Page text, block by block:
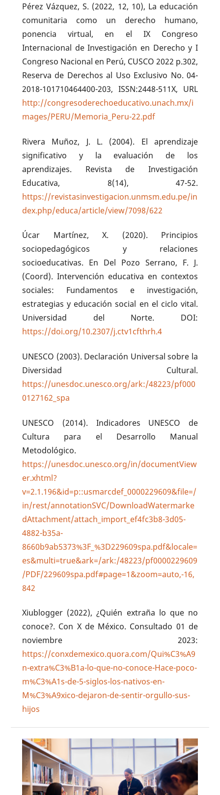
Pérez Vázquez, S. (2022, 12, 10), La educación
comunitaria como un derecho humano,
ponencia virtual, en el IX Congreso
Internacional de Investigación en Derecho y I
Congreso Nacional en Perú, CUSCO 2022 p.302,
Reserva de Derechos al Uso Exclusivo No. 04-
2018-101710464400-203, ISSN:2448-511X, URL
http://congresoderechoeducativo.unach.mx/i
mages/PERU/Memoria_Peru-22.pdf
Rivera Muñoz, J. L. (2004). El aprendizaje
significativo y la evaluación de los
aprendizajes. Revista de Investigación
Educativa, 8(14), 47-52.
https://revistasinvestigacion.unmsm.edu.pe/in
dex.php/educa/article/view/7098/622
Úcar Martínez, X. (2020). Principios
sociopedagógicos y relaciones
socioeducativas. En Del Pozo Serrano, F. J.
(Coord). Intervención educativa en contextos
sociales: Fundamentos e investigación,
estrategias y educación social en el ciclo vital.
Universidad del Norte. DOI:
https://doi.org/10.2307/j.ctv1cfthrh.4
UNESCO (2003). Declaración Universal sobre la
Diversidad Cultural.
https://unesdoc.unesco.org/ark:/48223/pf000
0127162_spa
UNESCO (2014). Indicadores UNESCO de
Cultura para el Desarrollo Manual
Metodológico.
https://unesdoc.unesco.org/in/documentView
er.xhtml?
v=2.1.196&id=p::usmarcdef_0000229609&file=/
in/rest/annotationSVC/DownloadWatermarke
dAttachment/attach_import_ef4fc3b8-3d05-
4882-b35a-
8660b9ab5373%3F_%3D229609spa.pdf&locale=
es&multi=true&ark=/ark:/48223/pf0000229609
/PDF/229609spa.pdf#page=1&zoom=auto,-16,
842
Xiublogger (2022), ¿Quién extraña lo que no
conoce?. Con X de México. Consultado 01 de
noviembre 2023:
https://conxdemexico.quora.com/Qui%C3%A9
n-extra%C3%B1a-lo-que-no-conoce-Hace-poco-
m%C3%A1s-de-5-siglos-los-nativos-en-
M%C3%A9xico-dejaron-de-sentir-orgullo-sus-
hijos